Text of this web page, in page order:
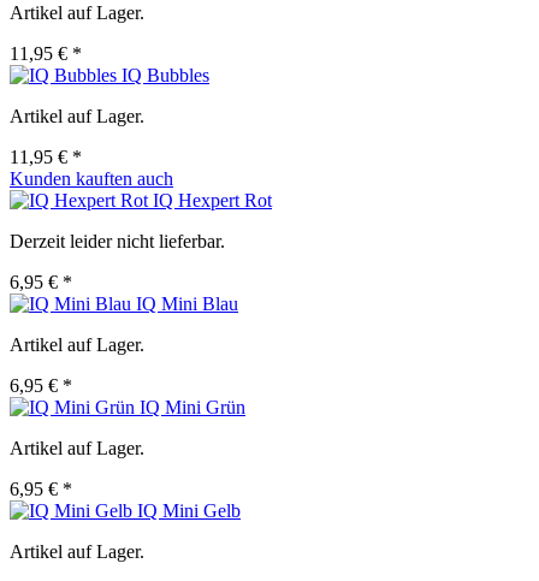
Artikel auf Lager.
11,95 € *
IQ Bubbles
Artikel auf Lager.
11,95 € *
Kunden kauften auch
IQ Hexpert Rot
Derzeit leider nicht lieferbar.
6,95 € *
IQ Mini Blau
Artikel auf Lager.
6,95 € *
IQ Mini Grün
Artikel auf Lager.
6,95 € *
IQ Mini Gelb
Artikel auf Lager.